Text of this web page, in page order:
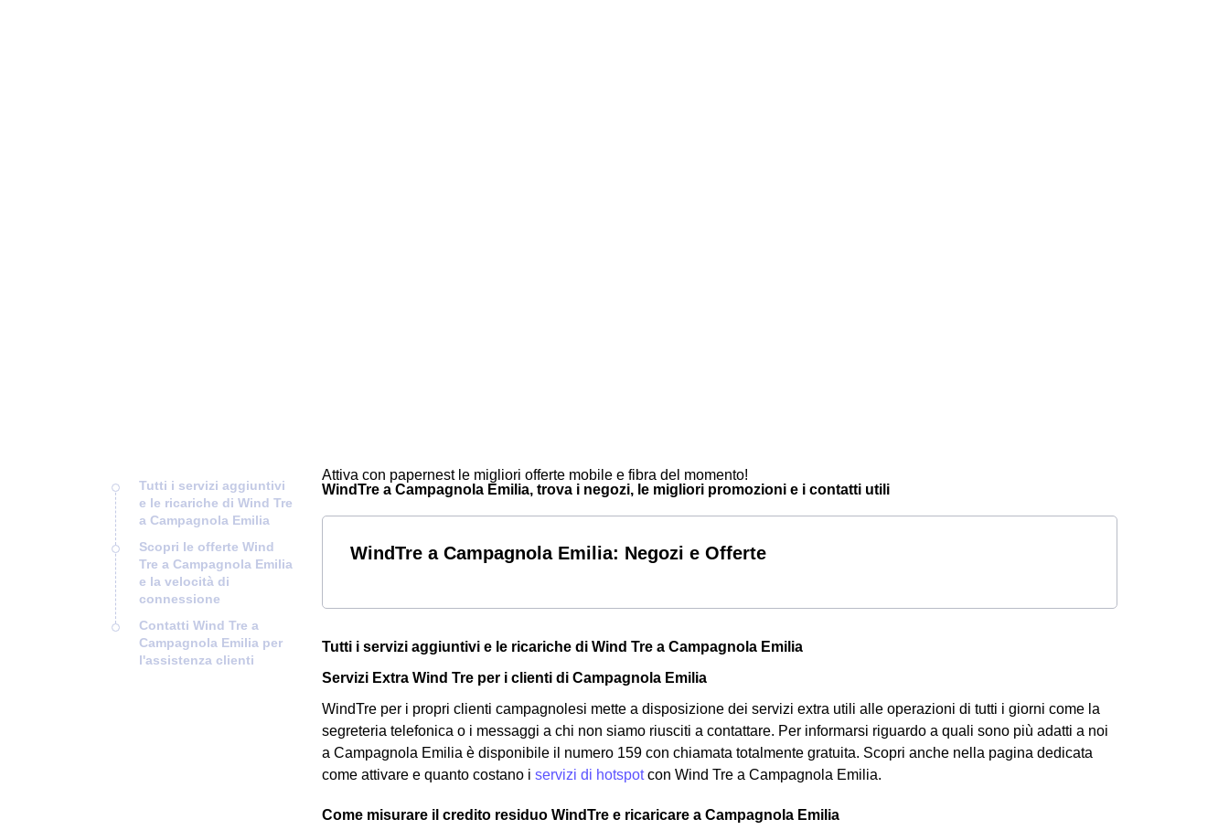
Tutti i servizi aggiuntivi
e le ricariche di Wind Tre
a Campagnola Emilia
Scopri le offerte Wind
Tre a Campagnola Emilia
e la velocità di
connessione
Contatti Wind Tre a
Campagnola Emilia per
l'assistenza clienti
Attiva con papernest le migliori offerte mobile e fibra del momento!
WindTre a Campagnola Emilia, trova i negozi, le migliori promozioni e i contatti utili
WindTre a Campagnola Emilia: Negozi e Offerte
Tutti i servizi aggiuntivi e le ricariche di Wind Tre a Campagnola Emilia
Servizi Extra Wind Tre per i clienti di Campagnola Emilia
WindTre per i propri clienti campagnolesi mette a disposizione dei servizi extra utili alle operazioni di tutti i giorni come la
segreteria telefonica o i messaggi a chi non siamo riusciti a contattare. Per informarsi riguardo a quali sono più adatti a noi
a Campagnola Emilia è disponibile il numero 159 con chiamata totalmente gratuita. Scopri anche nella pagina dedicata
come attivare e quanto costano i servizi di hotspotcon Wind Tre a Campagnola Emilia.
Come misurare il credito residuo WindTre e ricaricare a Campagnola Emilia